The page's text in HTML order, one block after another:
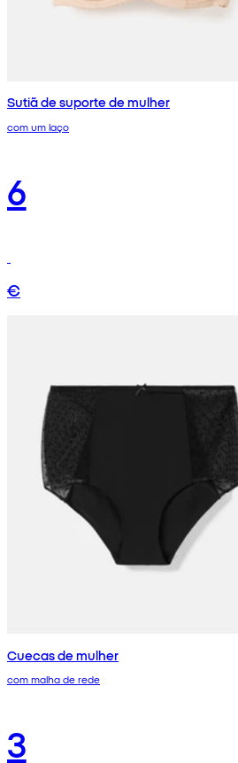
Sutiã de suporte de mulher
com um laço
6
€
Cuecas de mulher
com malha de rede
3